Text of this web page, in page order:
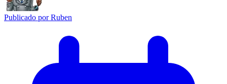
Publicado porRuben